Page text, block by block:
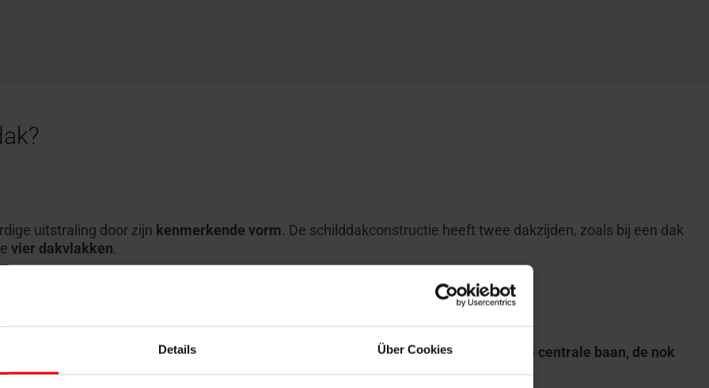
Details Über Cookies
uitstraling door zijn kenmerkende vorm. De schilddakconstructie heeft twee dakzijden, zoals bij een dak
vier dakvlakken.
trapeziumvorm.
en geven de speciale dakvorm zijn naam. Alle vier de zijden komen samen in een centrale baan, de nok